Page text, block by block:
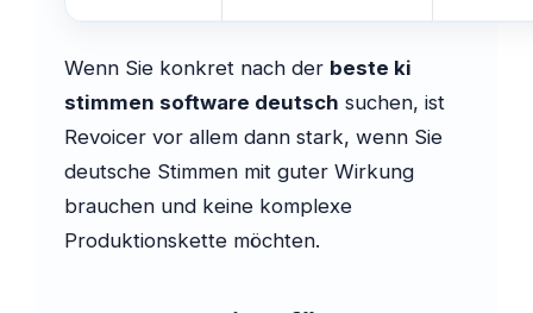
Wenn Sie konkret nach der beste ki
stimmen software deutsch suchen, ist
Revoicer vor allem dann stark, wenn Sie
deutsche Stimmen mit guter Wirkung
brauchen und keine komplexe
Produktionskette möchten.